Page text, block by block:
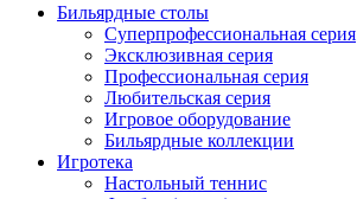
Бильярдные столы
Суперпрофессиональная серия
Эксклюзивная серия
Профессиональная серия
Любительская серия
Игровое оборудование
Бильярдные коллекции
Игротека
Настольный теннис